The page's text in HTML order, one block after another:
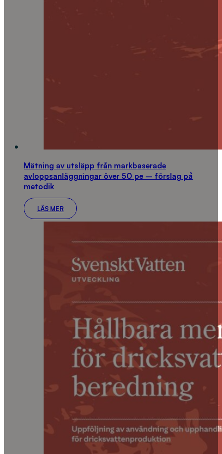
Mätning av utsläpp från markbaserade
avloppsanläggningar över 50 pe – förslag på
metodik
LÄS MER